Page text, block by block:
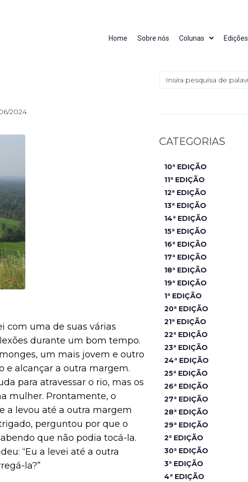
Home Sobre nós Colunas Edições
2024
com uma de suas várias
durante um bom tempo.
um mais jovem e outro
e alcançar a outra margem.
para atravessar o rio, mas os
mulher. Prontamente, o
a levou até a outra margem
perguntou por que o
que não podia tocá-la.
“Eu a levei até a outra
la?”
CATEGORIAS
10ª EDIÇÃO
11ª EDIÇÃO
12ª EDIÇÃO
13ª EDIÇÃO
14ª EDIÇÃO
15ª EDIÇÃO
16ª EDIÇÃO
17ª EDIÇÃO
18ª EDIÇÃO
19ª EDIÇÃO
1ª EDIÇÃO
20ª EDIÇÃO
21ª EDIÇÃO
22ª EDIÇÃO
23ª EDIÇÃO
24ª EDIÇÃO
25ª EDIÇÃO
26ª EDIÇÃO
27ª EDIÇÃO
28ª EDIÇÃO
29ª EDIÇÃO
2ª EDIÇÃO
30ª EDIÇÃO
3ª EDIÇÃO
4ª EDIÇÃO